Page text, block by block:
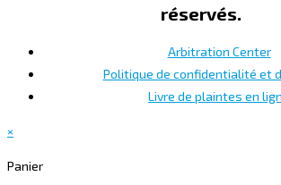
réservés.
Arbitration Center
Politique de confidentialité et
Livre de plaintes en
×
Panier